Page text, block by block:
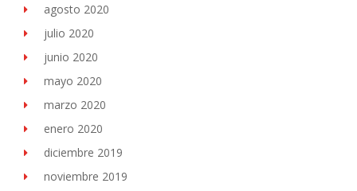
agosto 2020
julio 2020
junio 2020
mayo 2020
marzo 2020
enero 2020
diciembre 2019
noviembre 2019